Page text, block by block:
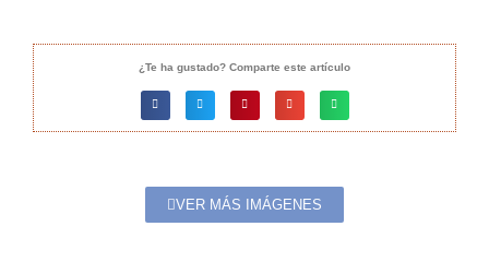
¿Te ha gustado? Comparte este artículo
VER MÁS IMÁGENES